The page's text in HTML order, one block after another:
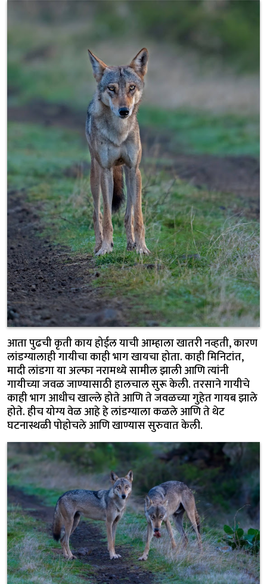
आता पुढची कृती काय होईल याची आम्हाला खातरी नव्हती, कारण
लांडग्यालाही गायीचा काही भाग खायचा होता. काही मिनिटांत,
मादी लांडगा या अल्फा नरामध्ये सामील झाली आणि त्यांनी
गायीच्या जवळ जाण्यासाठी हालचाल सुरू केली. तरसाने गायीचे
काही भाग आधीच खाल्ले होते आणि ते जवळच्या गुहेत गायब झाले
होते. हीच योग्य वेळ आहे हे लांडग्याला कळले आणि ते थेट
घटनास्थळी पोहोचले आणि खाण्यास सुरुवात केली.